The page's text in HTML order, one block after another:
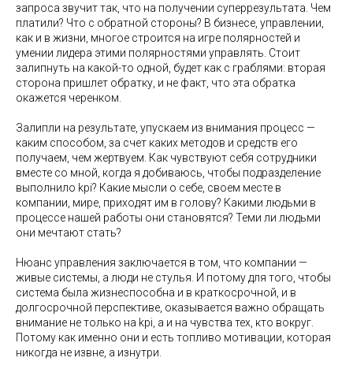
запроса звучит так, что на получении суперрезультата. Чем
платили? Что с обратной стороны? В бизнесе, управлении,
как и в жизни, многое строится на игре полярностей и
умении лидера этими полярностями управлять. Стоит
залипнуть на какой-то одной, будет как с граблями: вторая
сторона пришлет обратку, и не факт, что эта обратка
окажется черенком.
Залипли на результате, упускаем из внимания процесс —
каким способом, за счет каких методов и средств его
получаем, чем жертвуем. Как чувствуют себя сотрудники
вместе со мной, когда я добиваюсь, чтобы подразделение
выполнило kpi? Какие мысли о себе, своем месте в
компании, мире, приходят им в голову? Какими людьми в
процессе нашей работы они становятся? Теми ли людьми
они мечтают стать?
Нюанс управления заключается в том, что компании —
живые системы, а люди не стулья. И потому для того, чтобы
система была жизнеспособна и в краткосрочной, и в
долгосрочной перспективе, оказывается важно обращать
внимание не только на kpi, а и на чувства тех, кто вокруг.
Потому как именно они и есть топливо мотивации, которая
никогда не извне, а изнутри.